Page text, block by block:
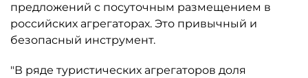
предложений с посуточным размещением в
российских агрегаторах. Это привычный и
безопасный инструмент.
"В ряде туристических агрегаторов доля